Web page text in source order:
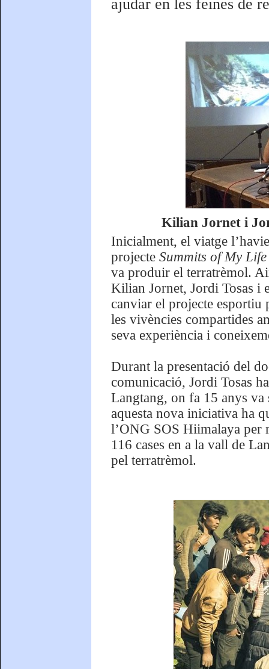
ajudar en les feines de
Kilian Jornet i
Inicialment, el viatge
projecte Summits of My Life
va produir el terratrèmol.
Kilian Jornet, Jordi Tosas i
canviar el projecte esportiu
les vivències compartides
seva experiència i
Durant la presentació del
comunicació, Jordi Tosas
Langtang, on fa 15 anys
aquesta nova iniciativa ha
l’ONG SOS Hiimalaya per
116 cases en a la vall de
pel terratrèmol.